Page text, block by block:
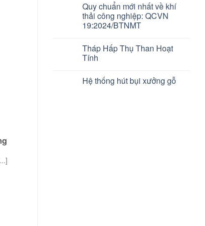
Quy chuẩn mới nhất về khí
thải công nghiệp: QCVN
19:2024/BTNMT
Tháp Hấp Thụ Than Hoạt
Tính
Hệ thống hút bụi xưởng gỗ